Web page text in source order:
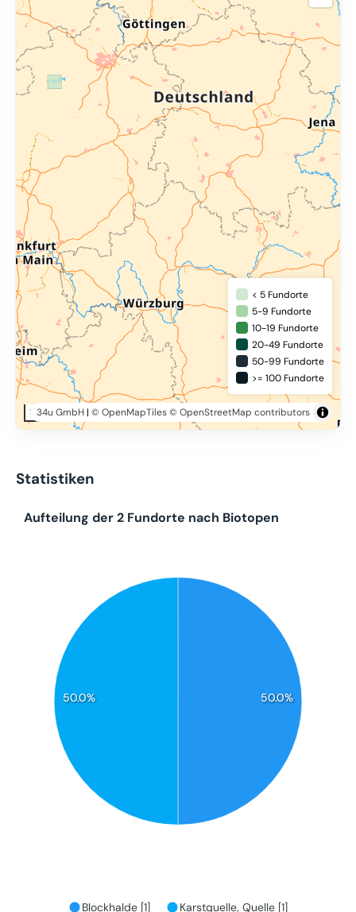
50 km
34u GmbH| © OpenMapTiles© OpenStreetMap contributors
< 5 Fundorte
5-9 Fundorte
10-19 Fundorte
20-49 Fundorte
50-99 Fundorte
>= 100 Fundorte
Statistiken
50.0%
50.0%
Aufteilung der 2 Fundorte nach Biotopen
Blockhalde [1] Karstquelle, Quelle [1]